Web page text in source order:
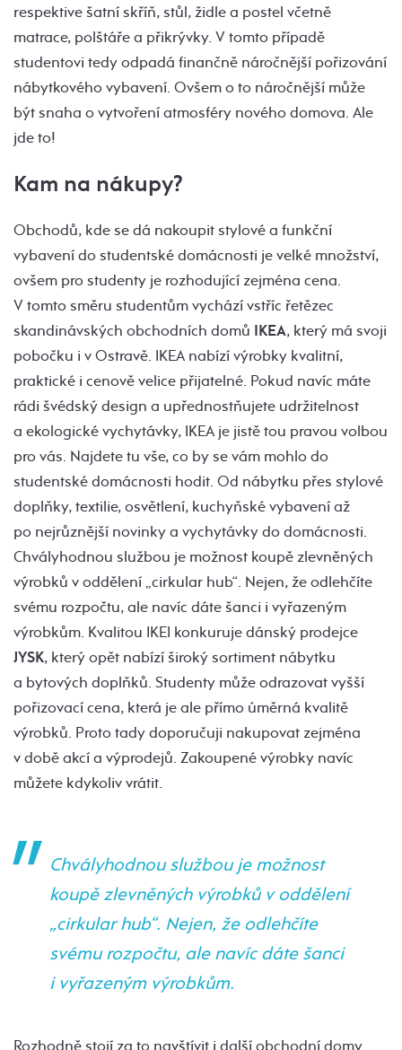
respektive šatní skříň, stůl, židle a postel včetně
matrace, polštáře a přikrývky. V tomto případě
studentovi tedy odpadá finančně náročnější pořizování
nábytkového vybavení. Ovšem o to náročnější může
být snaha o vytvoření atmosféry nového domova. Ale
jde to!
Kam na nákupy?
Obchodů, kde se dá nakoupit stylové a funkční
vybavení do studentské domácnosti je velké množství,
ovšem pro studenty je rozhodující zejména cena.
V tomto směru studentům vychází vstříc řetězec
skandinávských obchodních domů IKEA, který má svoji
pobočku i v Ostravě. IKEA nabízí výrobky kvalitní,
praktické i cenově velice přijatelné. Pokud navíc máte
rádi švédský design a upřednostňujete udržitelnost
a ekologické vychytávky, IKEA je jistě tou pravou volbou
pro vás. Najdete tu vše, co by se vám mohlo do
studentské domácnosti hodit. Od nábytku přes stylové
doplňky, textilie, osvětlení, kuchyňské vybavení až
po nejrůznější novinky a vychytávky do domácnosti.
Chvályhodnou službou je možnost koupě zlevněných
výrobků v oddělení „cirkular hub“. Nejen, že odlehčíte
svému rozpočtu, ale navíc dáte šanci i vyřazeným
výrobkům. Kvalitou IKEI konkuruje dánský prodejce
JYSK, který opět nabízí široký sortiment nábytku
a bytových doplňků. Studenty může odrazovat vyšší
pořizovací cena, která je ale přímo úměrná kvalitě
výrobků. Proto tady doporučuji nakupovat zejména
v době akcí a výprodejů. Zakoupené výrobky navíc
můžete kdykoliv vrátit.
Chvályhodnou službou je možnost
koupě zlevněných výrobků v oddělení
„cirkular hub“. Nejen, že odlehčíte
svému rozpočtu, ale navíc dáte šanci
i vyřazeným výrobkům.
Rozhodně stojí za to navštívit i další obchodní domy